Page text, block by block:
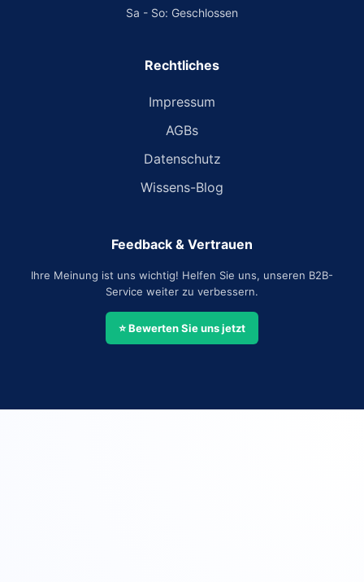
Sa - So: Geschlossen
Rechtliches
Impressum
AGBs
Datenschutz
Wissens-Blog
Feedback & Vertrauen
Ihre Meinung ist uns wichtig! Helfen Sie uns, unseren B2B-
Service weiter zu verbessern.
⭐ Bewerten Sie uns jetzt